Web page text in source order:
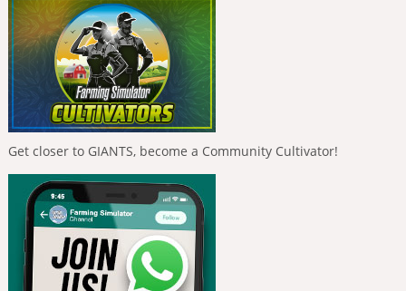
Get closer to GIANTS, become a Community Cultivator!